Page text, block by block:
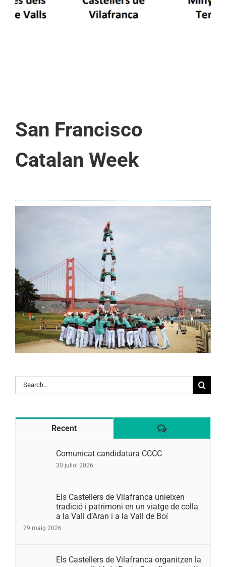
San Francisco
Catalan Week
Search
for:
Recent Comentaris
Comunicat candidatura CCCC
30 juliol 2026
Els Castellers de Vilafranca unieixen
tradició i patrimoni en un viatge de colla
a la Vall d’Aran i a la Vall de Boí
29 maig 2026
Els Castellers de Vilafranca organitzen la